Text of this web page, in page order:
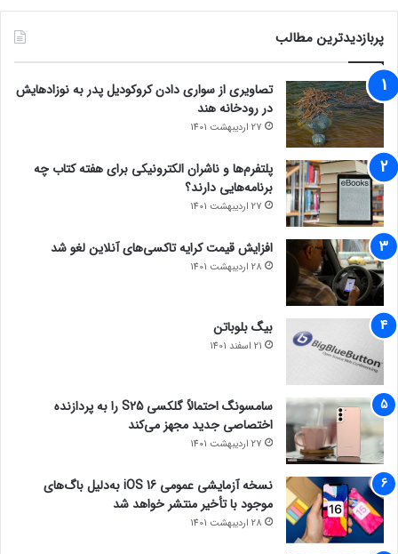
پربازدیدترین مطالب
تصاویری از سواری دادن کروکودیل پدر به نوزادهایش
در رودخانه هند
27 اردیبهشت 1401
پلتفرم‌ها و ناشران الکترونیکی برای هفته کتاب چه
برنامه‌هایی دارند؟
27 اردیبهشت 1401
افزایش قیمت کرایه تاکسی‌های آنلاین لغو شد
28 اردیبهشت 1401
بیگ بلوباتن
21 اسفند 1401
سامسونگ احتمالاً گلکسی S25 را به پردازنده
اختصاصی جدید مجهز می‌کند
27 اردیبهشت 1401
نسخه آزمایشی عمومی iOS 16 به‌دلیل باگ‌های
موجود با تأخیر منتشر خواهد شد
28 اردیبهشت 1401